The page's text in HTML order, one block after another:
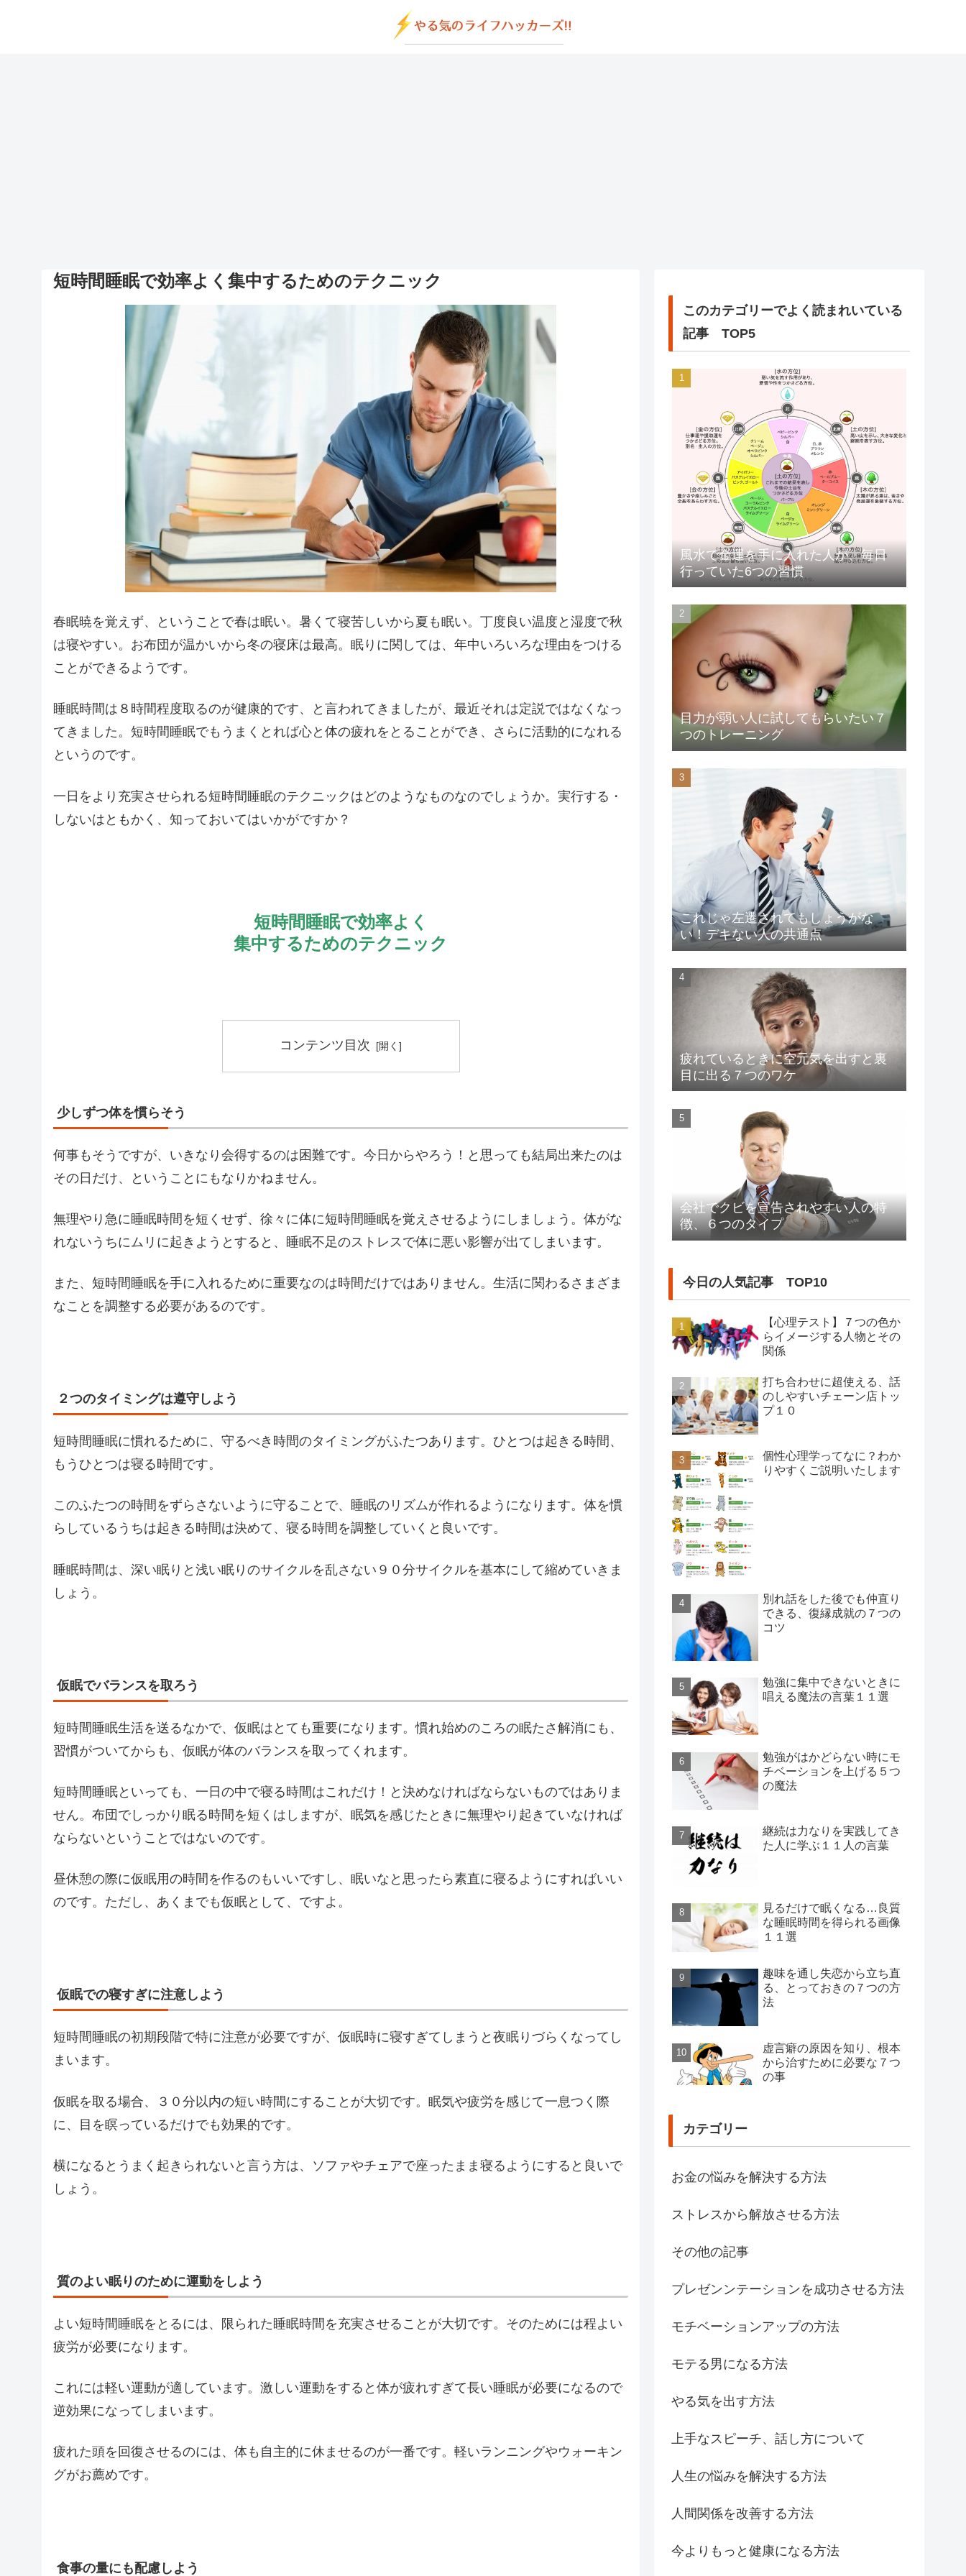
短時間睡眠で効率よく集中するためのテクニック
春眠暁を覚えず、ということで春は眠い。暑くて寝苦しいから夏も眠い。丁度良い温度と湿度で秋
は寝やすい。お布団が温かいから冬の寝床は最高。眠りに関しては、年中いろいろな理由をつける
ことができるようです。
睡眠時間は８時間程度取るのが健康的です、と言われてきましたが、最近それは定説ではなくなっ
てきました。短時間睡眠でもうまくとれば心と体の疲れをとることができ、さらに活動的になれる
というのです。
一日をより充実させられる短時間睡眠のテクニックはどのようなものなのでしょうか。実行する・
しないはともかく、知っておいてはいかがですか？
短時間睡眠で効率よく
集中するためのテクニック
コンテンツ目次
少しずつ体を慣らそう
何事もそうですが、いきなり会得するのは困難です。今日からやろう！と思っても結局出来たのは
その日だけ、ということにもなりかねません。
無理やり急に睡眠時間を短くせず、徐々に体に短時間睡眠を覚えさせるようにしましょう。体がな
れないうちにムリに起きようとすると、睡眠不足のストレスで体に悪い影響が出てしまいます。
また、短時間睡眠を手に入れるために重要なのは時間だけではありません。生活に関わるさまざま
なことを調整する必要があるのです。
２つのタイミングは遵守しよう
短時間睡眠に慣れるために、守るべき時間のタイミングがふたつあります。ひとつは起きる時間、
もうひとつは寝る時間です。
このふたつの時間をずらさないように守ることで、睡眠のリズムが作れるようになります。体を慣
らしているうちは起きる時間は決めて、寝る時間を調整していくと良いです。
睡眠時間は、深い眠りと浅い眠りのサイクルを乱さない９０分サイクルを基本にして縮めていきま
しょう。
仮眠でバランスを取ろう
短時間睡眠生活を送るなかで、仮眠はとても重要になります。慣れ始めのころの眠たさ解消にも、
習慣がついてからも、仮眠が体のバランスを取ってくれます。
短時間睡眠といっても、一日の中で寝る時間はこれだけ！と決めなければならないものではありま
せん。布団でしっかり眠る時間を短くはしますが、眠気を感じたときに無理やり起きていなければ
ならないということではないのです。
昼休憩の際に仮眠用の時間を作るのもいいですし、眠いなと思ったら素直に寝るようにすればいい
のです。ただし、あくまでも仮眠として、ですよ。
仮眠での寝すぎに注意しよう
短時間睡眠の初期段階で特に注意が必要ですが、仮眠時に寝すぎてしまうと夜眠りづらくなってし
まいます。
仮眠を取る場合、３０分以内の短い時間にすることが大切です。眠気や疲労を感じて一息つく際
に、目を瞑っているだけでも効果的です。
横になるとうまく起きられないと言う方は、ソファやチェアで座ったまま寝るようにすると良いで
しょう。
質のよい眠りのために運動をしよう
よい短時間睡眠をとるには、限られた睡眠時間を充実させることが大切です。そのためには程よい
疲労が必要になります。
これには軽い運動が適しています。激しい運動をすると体が疲れすぎて長い睡眠が必要になるので
逆効果になってしまいます。
疲れた頭を回復させるのには、体も自主的に休ませるのが一番です。軽いランニングやウォーキン
グがお薦めです。
食事の量にも配慮しよう
このカテゴリーでよく読まれいている
記事 TOP5
風水で金運を手に入れた人が、毎日
行っていた6つの習慣
目力が弱い人に試してもらいたい７
つのトレーニング
これじゃ左遷されてもしょうがな
い！デキない人の共通点
疲れているときに空元気を出すと裏
目に出る７つのワケ
会社でクビを宣告されやすい人の特
徴、６つのタイプ
今日の人気記事 TOP10
【心理テスト】７つの色か
らイメージする人物とその
関係
打ち合わせに超使える、話
のしやすいチェーン店トッ
プ１０
個性心理学ってなに？わか
りやすくご説明いたします
別れ話をした後でも仲直り
できる、復縁成就の７つの
コツ
勉強に集中できないときに
唱える魔法の言葉１１選
勉強がはかどらない時にモ
チベーションを上げる５つ
の魔法
継続は力なりを実践してき
た人に学ぶ１１人の言葉
見るだけで眠くなる…良質
な睡眠時間を得られる画像
１１選
趣味を通し失恋から立ち直
る、とっておきの７つの方
法
虚言癖の原因を知り、根本
から治すために必要な７つ
の事
カテゴリー
お金の悩みを解決する方法
ストレスから解放させる方法
その他の記事
プレゼンンテーションを成功させる方法
モチベーションアップの方法
モテる男になる方法
やる気を出す方法
上手なスピーチ、話し方について
人生の悩みを解決する方法
人間関係を改善する方法
今よりもっと健康になる方法